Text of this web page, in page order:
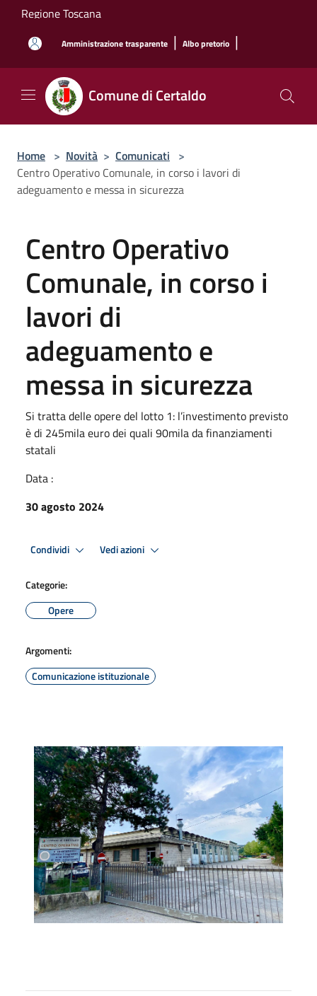
Salta al contenuto principale
Regione Toscana
Amministrazione trasparente | Albo pretorio |
Comune di Certaldo
Home > Novità > Comunicati >
Centro Operativo Comunale, in corso i lavori di
adeguamento e messa in sicurezza
Centro Operativo
Comunale, in corso i
lavori di
adeguamento e
messa in sicurezza
Si tratta delle opere del lotto 1: l’investimento previsto
è di 245mila euro dei quali 90mila da finanziamenti
statali
Data :
30 agosto 2024
Condividi Vedi azioni
Categorie:
Opere
Argomenti:
Comunicazione istituzionale